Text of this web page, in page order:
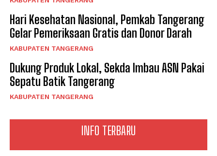
INFO TERBARU
Hari Kesehatan Nasional, Pemkab Tangerang
Gelar Pemeriksaan Gratis dan Donor Darah
KABUPATEN TANGERANG
Dukung Produk Lokal, Sekda Imbau ASN Pakai
Sepatu Batik Tangerang
KABUPATEN TANGERANG